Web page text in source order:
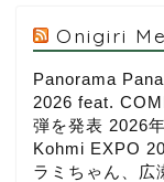
Onigiri
Panorama
2026 feat.
弾を発表 2026
Kohmi EXPO
ラミちゃん、広